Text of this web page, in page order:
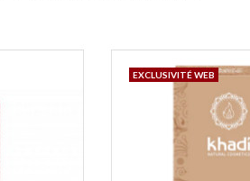
EXCLUSIVITÉ WEB